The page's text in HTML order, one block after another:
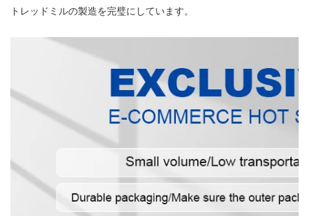
トレッドミルの製造を完璧にしています。